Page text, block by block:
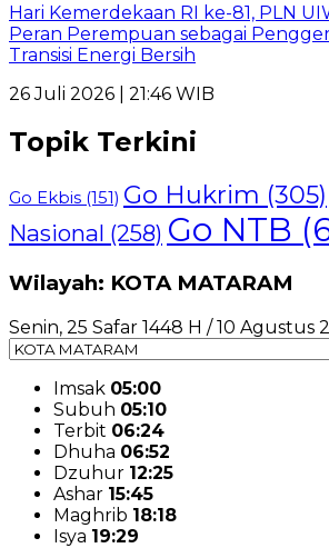
Hari Kemerdekaan RI ke-81, PLN
Peran Perempuan sebagai
Transisi Energi Bersih
26 Juli 2026 | 21:46 WIB
Topik Terkini
Go Ekbis (151) Go Hukrim (305)
Nasional (258) Go NTB
Wilayah: KOTA MATARAM
Senin, 25 Safar 1448 H / 10 Agustus
Imsak 05:00
Subuh 05:10
Terbit 06:24
Dhuha 06:52
Dzuhur 12:25
Ashar 15:45
Maghrib 18:18
Isya 19:29